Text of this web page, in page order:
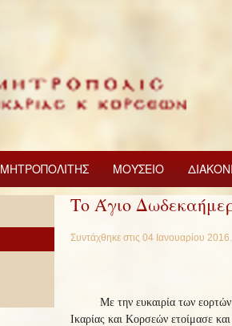
ΜΗΤΡΟΠΟΛΙΤΗΣ ΜΟΥΣΕΙΟ
Το Άγιο
Συντάχθηκε στις 04 Ιανουαρίου 2016.
Με την ευκαιρία των
Ικαρίας και Κορσεών ετοίμασε